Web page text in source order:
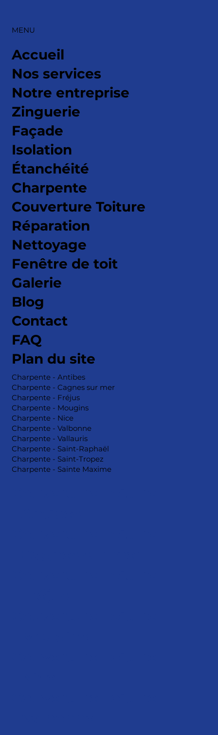
MENU
Accueil
Nos services
Notre entreprise
Zinguerie
Façade
Isolation
Étanchéité
Charpente
Couverture Toiture
Réparation
Nettoyage
Fenêtre de toit
Galerie
Blog
Contact
FAQ
Plan du site
Charpente - Antibes
Charpente - Cagnes sur mer
Charpente - Fréjus
Charpente - Mougins
Charpente - Nice
Charpente - Valbonne
Charpente - Vallauris
Charpente - Saint-Raphaël
Charpente - Saint-Tropez
Charpente - Sainte Maxime